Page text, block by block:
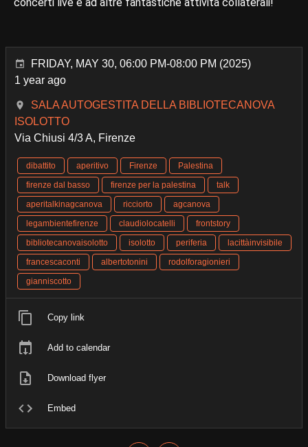
FRIDAY, MAY 30, 06:00 PM-08:00 PM (2025)
1 year ago
SALA AUTOGESTITA DELLA BIBLIOTECANOVA
ISOLOTTO
Via Chiusi 4/3 A, Firenze
dibattito aperitivo Firenze
Palestina
firenze dal basso
firenze per la palestina
talk
aperitalkinagcanova
ricciorto
agcanova
legambientefirenze
claudiolocatelli
frontstory
bibliotecanovaisolotto
isolotto periferia
lacittàinvisibile
francescaconti
albertotonini
rodolforagionieri
gianniscotto
Copy link
Add to calendar
Download flyer
Embed